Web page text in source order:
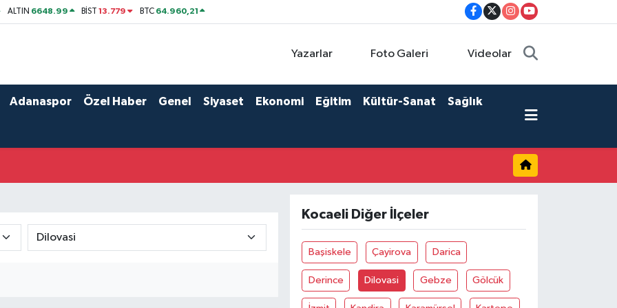
ALTIN 6648.99 BİST13.779 BTC 64.960,21
Yazarlar Foto Galeri Videolar
Adanaspor Özel Haber Genel Siyaset Ekonomi Eğitim Kültür-Sanat Sağlık
Kocaeli Diğer İlçeler
Başiskele Çayirova Darica
Derince Dilovasi Gebze Gölcük